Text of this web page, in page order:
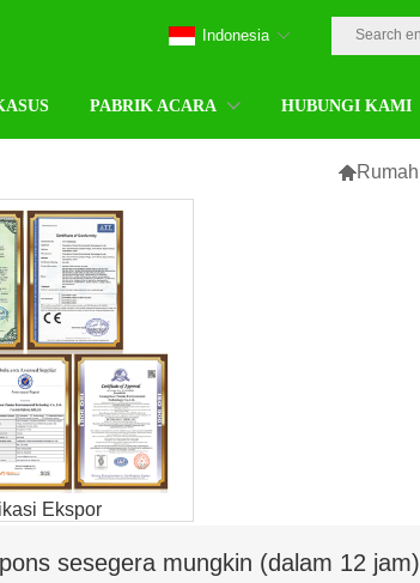
PABRIK ACARA HUBUNGI KAMI
Indonesia
Rumah
Ekspor
sesegera mungkin (dalam 12 jam)